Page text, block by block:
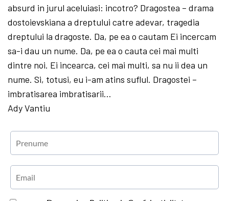
absurd in jurul aceluiasi: incotro? Dragostea – drama
dostoievskiana a dreptului catre adevar, tragedia
dreptului la dragoste. Da, pe ea o cautam Ei incercam
sa-i dau un nume. Da, pe ea o cauta cei mai multi
dintre noi. Ei incearca, cei mai multi, sa nu ii dea un
nume. Si, totusi, eu i-am atins suflul. Dragostei –
imbratisarea imbratisarii…
Ady Vantiu